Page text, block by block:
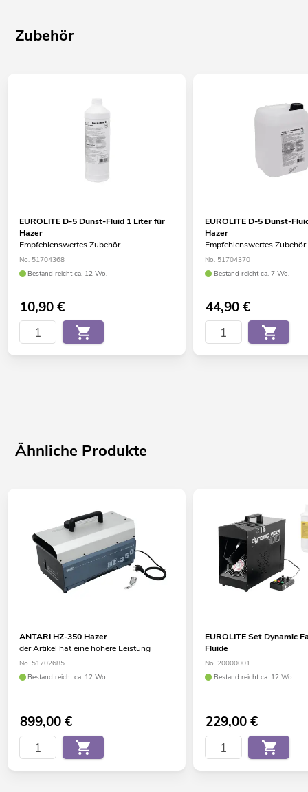
Zubehör
EUROLITE D-5 Dunst-Fluid 1 Liter für
Hazer
Empfehlenswertes Zubehör
No. 51704368
Bestand reicht ca. 12 Wo.
10,90€
EUROLITE D-5 Dunst-
Hazer
Empfehlenswertes Zubehör
No. 51704370
Bestand reicht ca. 7 Wo.
44,90€
Ähnliche Produkte
ANTARI HZ-350 Hazer
der Artikel hat eine höhere Leistung
No. 51702685
Bestand reicht ca. 12 Wo.
899,00€
EUROLITE Set Dynamic
Fluide
No. 20000001
Bestand reicht ca. 12 Wo.
229,00€